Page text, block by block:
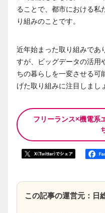
ることで、都市における私
り組みのことです。
近年始まった取り組みであ
すが、ビッグデータの活用
ちの暮らしを一変させる可
げた取り組みに注目しまし
フリーランス×機電系
この記事の運営元：日